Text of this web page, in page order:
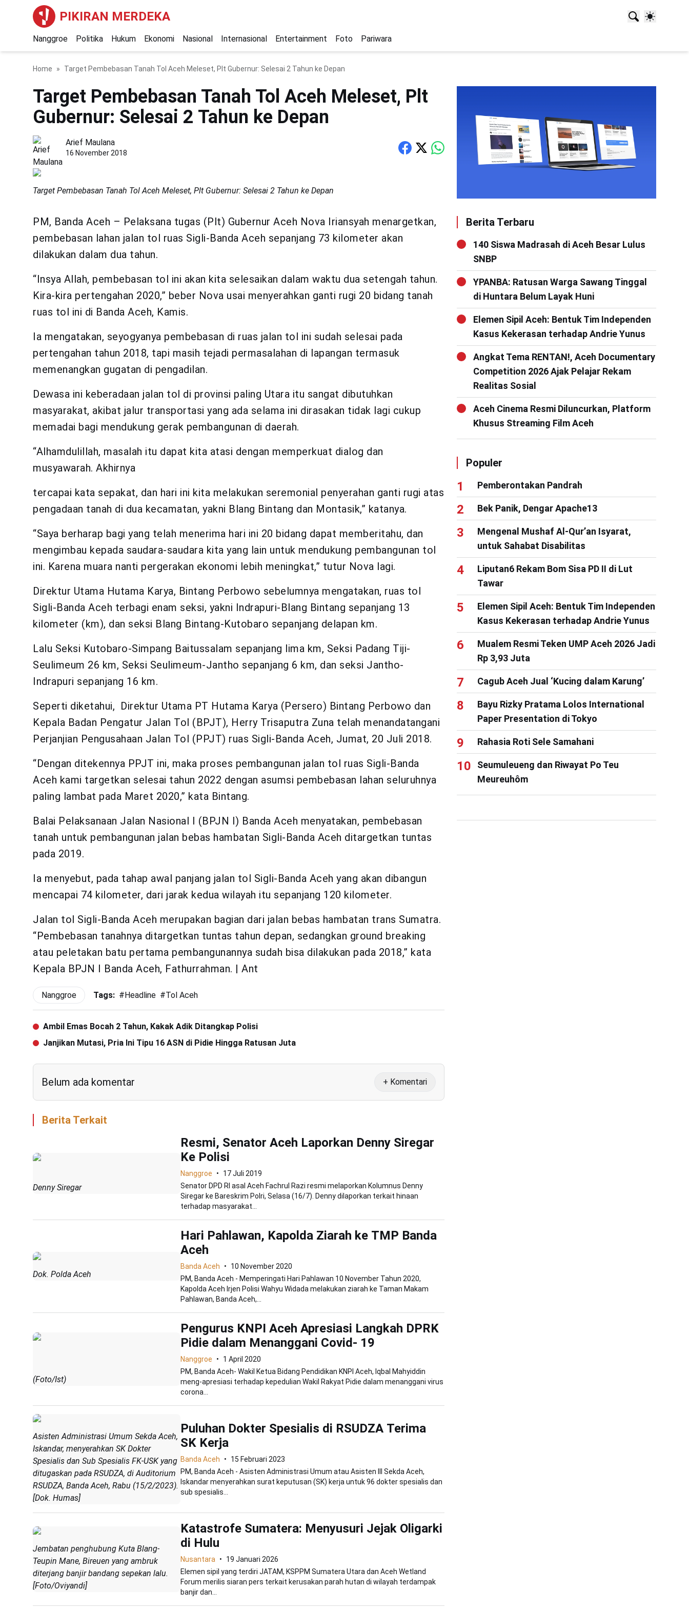
PIKIRAN MERDEKA
Nanggroe Politika Hukum Ekonomi Nasional Internasional Entertainment Foto Pariwara
Home Target Pembebasan Tanah Tol Aceh Meleset, Plt Gubernur: Selesai 2 Tahun ke Depan
Target Pembebasan Tanah Tol Aceh Meleset, Plt
Gubernur: Selesai 2 Tahun ke Depan
Arief Maulana
16 November 2018
Target Pembebasan Tanah Tol Aceh Meleset, Plt Gubernur: Selesai 2 Tahun ke Depan
PM, Banda Aceh – Pelaksana tugas (Plt) Gubernur Aceh Nova Iriansyah menargetkan,
pembebasan lahan jalan tol ruas Sigli-Banda Aceh sepanjang 73 kilometer akan
dilakukan dalam dua tahun.
“Insya Allah, pembebasan tol ini akan kita selesaikan dalam waktu dua setengah tahun.
Kira-kira pertengahan 2020,” beber Nova usai menyerahkan ganti rugi 20 bidang tanah
ruas tol ini di Banda Aceh, Kamis.
Ia mengatakan, seyogyanya pembebasan di ruas jalan tol ini sudah selesai pada
pertengahan tahun 2018, tapi masih tejadi permasalahan di lapangan termasuk
memenangkan gugatan di pengadilan.
Dewasa ini keberadaan jalan tol di provinsi paling Utara itu sangat dibutuhkan
masyarakat, akibat jalur transportasi yang ada selama ini dirasakan tidak lagi cukup
memadai bagi mendukung gerak pembangunan di daerah.
“Alhamdulillah, masalah itu dapat kita atasi dengan memperkuat dialog dan
musyawarah. Akhirnya
tercapai kata sepakat, dan hari ini kita melakukan seremonial penyerahan ganti rugi atas
pengadaan tanah di dua kecamatan, yakni Blang Bintang dan Montasik,” katanya.
“Saya berharap bagi yang telah menerima hari ini 20 bidang dapat memberitahu, dan
mengimbau kepada saudara-saudara kita yang lain untuk mendukung pembangunan tol
ini. Karena muara nanti pergerakan ekonomi lebih meningkat,” tutur Nova lagi.
Direktur Utama Hutama Karya, Bintang Perbowo sebelumnya mengatakan, ruas tol
Sigli-Banda Aceh terbagi enam seksi, yakni Indrapuri-Blang Bintang sepanjang 13
kilometer (km), dan seksi Blang Bintang-Kutobaro sepanjang delapan km.
Lalu Seksi Kutobaro-Simpang Baitussalam sepanjang lima km, Seksi Padang Tiji-
Seulimeum 26 km, Seksi Seulimeum-Jantho sepanjang 6 km, dan seksi Jantho-
Indrapuri sepanjang 16 km.
Seperti diketahui, Direktur Utama PT Hutama Karya (Persero) Bintang Perbowo dan
Kepala Badan Pengatur Jalan Tol (BPJT), Herry Trisaputra Zuna telah menandatangani
Perjanjian Pengusahaan Jalan Tol (PPJT) ruas Sigli-Banda Aceh, Jumat, 20 Juli 2018.
“Dengan ditekennya PPJT ini, maka proses pembangunan jalan tol ruas Sigli-Banda
Aceh kami targetkan selesai tahun 2022 dengan asumsi pembebasan lahan seluruhnya
paling lambat pada Maret 2020,” kata Bintang.
Balai Pelaksanaan Jalan Nasional I (BPJN I) Banda Aceh menyatakan, pembebasan
tanah untuk pembangunan jalan bebas hambatan Sigli-Banda Aceh ditargetkan tuntas
pada 2019.
Ia menyebut, pada tahap awal panjang jalan tol Sigli-Banda Aceh yang akan dibangun
mencapai 74 kilometer, dari jarak kedua wilayah itu sepanjang 120 kilometer.
Jalan tol Sigli-Banda Aceh merupakan bagian dari jalan bebas hambatan trans Sumatra.
“Pembebasan tanahnya ditargetkan tuntas tahun depan, sedangkan ground breaking
atau peletakan batu pertama pembangunannya sudah bisa dilakukan pada 2018,” kata
Kepala BPJN I Banda Aceh, Fathurrahman. | Ant
Nanggroe Tags: #Headline #Tol Aceh
Ambil Emas Bocah 2 Tahun, Kakak Adik Ditangkap Polisi
Janjikan Mutasi, Pria Ini Tipu 16 ASN di Pidie Hingga Ratusan Juta
Belum ada komentar + Komentari
Berita Terkait
Denny Siregar
Resmi, Senator Aceh Laporkan Denny Siregar
Ke Polisi
Nanggroe
17 Juli 2019
Senator DPD RI asal Aceh Fachrul Razi resmi melaporkan Kolumnus Denny
Siregar ke Bareskrim Polri, Selasa (16/7). Denny dilaporkan terkait hinaan
terhadap masyarakat...
Dok. Polda Aceh
Hari Pahlawan, Kapolda Ziarah ke TMP Banda
Aceh
Banda Aceh
10 November 2020
PM, Banda Aceh - Memperingati Hari Pahlawan 10 November Tahun 2020,
Kapolda Aceh Irjen Polisi Wahyu Widada melakukan ziarah ke Taman Makam
Pahlawan, Banda Aceh,...
(Foto/Ist)
Pengurus KNPI Aceh Apresiasi Langkah DPRK
Pidie dalam Menanggani Covid- 19
Nanggroe
1 April 2020
PM, Banda Aceh- Wakil Ketua Bidang Pendidikan KNPI Aceh, Iqbal Mahyiddin
meng-apresiasi terhadap kepedulian Wakil Rakyat Pidie dalam menanggani virus
corona...
Asisten Administrasi Umum Sekda Aceh,
Iskandar, menyerahkan SK Dokter
Spesialis dan Sub Spesialis FK-USK yang
ditugaskan pada RSUDZA, di Auditorium
RSUDZA, Banda Aceh, Rabu (15/2/2023).
[Dok. Humas]
Puluhan Dokter Spesialis di RSUDZA Terima
SK Kerja
Banda Aceh
15 Februari 2023
PM, Banda Aceh - Asisten Administrasi Umum atau Asisten III Sekda Aceh,
Iskandar menyerahkan surat keputusan (SK) kerja untuk 96 dokter spesialis dan
sub spesialis...
Jembatan penghubung Kuta Blang-
Teupin Mane, Bireuen yang ambruk
diterjang banjir bandang sepekan lalu.
[Foto/Oviyandi]
Katastrofe Sumatera: Menyusuri Jejak Oligarki
di Hulu
Nusantara
19 Januari 2026
Elemen sipil yang terdiri JATAM, KSPPM Sumatera Utara dan Aceh Wetland
Forum merilis siaran pers terkait kerusakan parah hutan di wilayah terdampak
banjir dan...
Berita Terbaru
140 Siswa Madrasah di Aceh Besar Lulus
SNBP
YPANBA: Ratusan Warga Sawang Tinggal
di Huntara Belum Layak Huni
Elemen Sipil Aceh: Bentuk Tim Independen
Kasus Kekerasan terhadap Andrie Yunus
Angkat Tema RENTAN!, Aceh Documentary
Competition 2026 Ajak Pelajar Rekam
Realitas Sosial
Aceh Cinema Resmi Diluncurkan, Platform
Khusus Streaming Film Aceh
Populer
Pemberontakan Pandrah
Bek Panik, Dengar Apache13
Mengenal Mushaf Al-Qur’an Isyarat,
untuk Sahabat Disabilitas
Liputan6 Rekam Bom Sisa PD II di Lut
Tawar
Elemen Sipil Aceh: Bentuk Tim Independen
Kasus Kekerasan terhadap Andrie Yunus
Mualem Resmi Teken UMP Aceh 2026 Jadi
Rp 3,93 Juta
Cagub Aceh Jual ‘Kucing dalam Karung’
Bayu Rizky Pratama Lolos International
Paper Presentation di Tokyo
Rahasia Roti Sele Samahani
Seumuleueng dan Riwayat Po Teu
Meureuhôm